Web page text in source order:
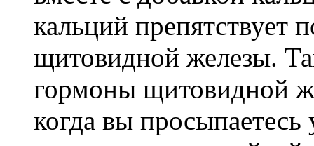
кальций препятствует
щитовидной железы.
гормоны щитовидной
когда вы